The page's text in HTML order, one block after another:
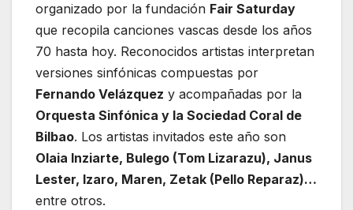
organizado por la fundación Fair Saturday
que recopila canciones vascas desde los años
70 hasta hoy. Reconocidos artistas interpretan
versiones sinfónicas compuestas por
Fernando Velázquez y acompañadas por la
Orquesta Sinfónica y la Sociedad Coral de
Bilbao. Los artistas invitados este año son
Olaia Inziarte, Bulego (Tom Lizarazu), Janus
Lester, Izaro, Maren, Zetak (Pello Reparaz)…
entre otros.